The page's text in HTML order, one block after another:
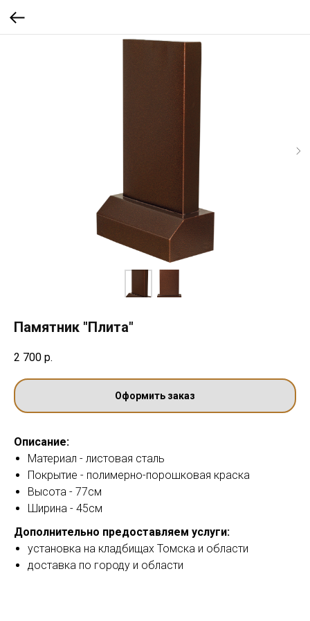
Памятник "Плита"
2 700 р.
Оформить заказ
Описание:
Материал - листовая сталь
Покрытие - полимерно-порошковая краска
Высота - 77см
Ширина - 45см
Дополнительно предоставляем услуги:
установка на кладбищах Томска и области
доставка по городу и области